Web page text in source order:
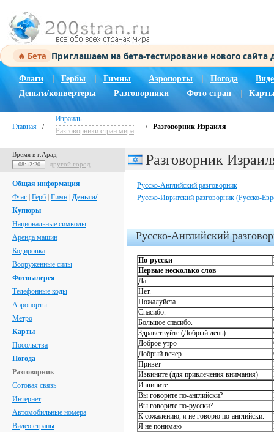
🔥 Бета Приглашаем на бета-тестирование нового
Флаги Гербы Гимны | Аэропорты Погода |
Деньги/конвертеры
Разговорники Фото стран
Главная /
Израиль
Разговорники стран мира
/ Разговорник Израиля
Время в г.Арад
08:12:21 другой город
Общая информация
Флаг Герб Гимн Деньги/
Купюры
Национальные символы
Аренда машин
Кодировка
Вооруженные силы
Фотогалерея
Телефонные коды
Аэропорты
Метро
Карты
Посольства
Погода
Разговорник
Сотовая связь
Интернет
Автомобильные номера
Видео страны
Разговорник
Русско-Английский разговорник
Русско-Ивритский разговорник (Русско-
Русско-Английский
По-русски
Первые несколько слов
Да.
Нет.
Пожалуйста.
Спасибо.
Большое спасибо.
Здравствуйте (Добрый день).
Доброе утро
Добрый вечер
Привет
Извините (для привлечения внимания)
Извините
Вы говорите по-английски?
Вы говорите по-русски?
К сожалению, я не говорю по-английски.
Я не понимаю